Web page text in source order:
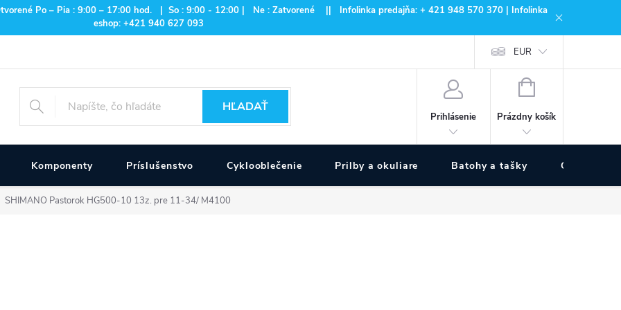
Po – Pia : 9:00 – 17:00 hod. | So : 9:00 - 12:00 | Ne : Zatvorené || Infolinka predajňa: + 421 948 570 370 | Infolinka
eshop: +421 940 627 093
EUR
HĽADAŤ
Prihlásenie
NÁKUPNÝ
Prázdny košík
Komponenty Príslušenstvo Cyklooblečenie Prilby a okuliare Batohy a tašky Outdoor
SHIMANO Pastorok HG500-10 13z. pre 11-34/ M4100